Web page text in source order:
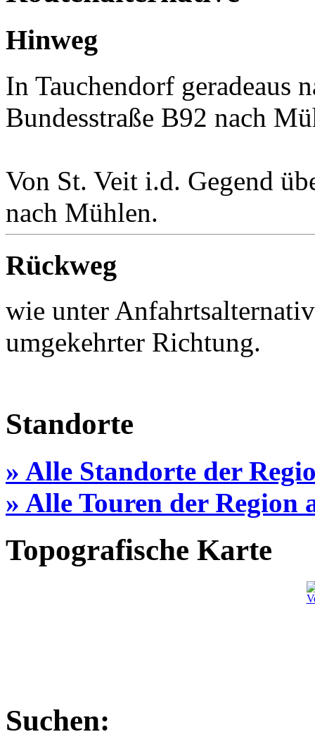
Hinweg
In Tauchendorf geradeaus
Bundesstraße B92 nach
Von St. Veit i.d. Gegend
nach Mühlen.
Rückweg
wie unter
umgekehrter Richtung.
Standorte
» Alle Standorte der
» Alle Touren der Region
Topografische Karte
Suchen: